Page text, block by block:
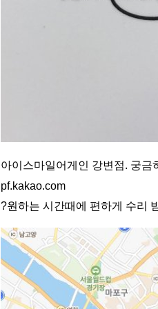
아이스마일어게인 강변점. 궁
pf.kakao.com
?원하는 시간때에 편하게 수리